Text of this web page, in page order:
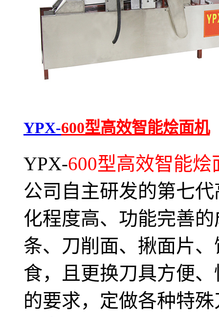
YPX-600型高效智能烩面机
YPX-600型高效智能烩
公司自主研发的第七
化程度高、功能完善
条、刀削面、揪面片
食，且更换刀具方便
的要求，定做各种特